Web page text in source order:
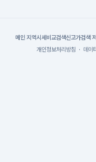
메인 지역시세 비교검색신고가검색
개인정보처리방침 · 데이